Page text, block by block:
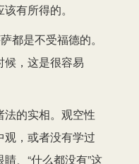
有所得的。
都是不受福德的。
，这是很容易
的实相。观空性
，或者没有学过
、“什么都没有”这